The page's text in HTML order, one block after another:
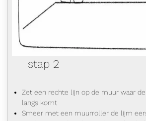
stap 2
Zet een rechte lijn op de muur waar
langs komt
Smeer met een muurroller de lijm